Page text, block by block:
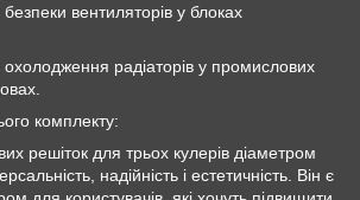
вентиляторів у блоках
охолодження радіаторів у промислових
комплекту:
решіток для трьох кулерів діаметром
надійність і естетичність. Він є